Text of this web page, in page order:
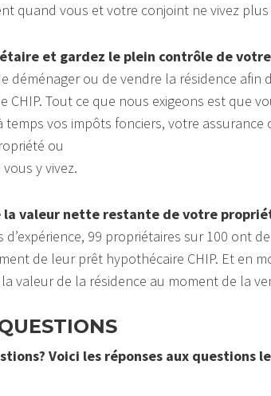
quand vous et votre conjoint ne vivez
et gardez le plein contrôle de
déménager ou de vendre la résidence afin
CHIP. Tout ce que nous exigeons est que
temps vos impôts fonciers, votre assurance
ou
y vivez.
la valeur nette restante de votre
99 propriétaires sur 100 ont
de leur prêt hypothécaire CHIP. Et en
valeur de la résidence au moment de la
Voici les réponses aux questions